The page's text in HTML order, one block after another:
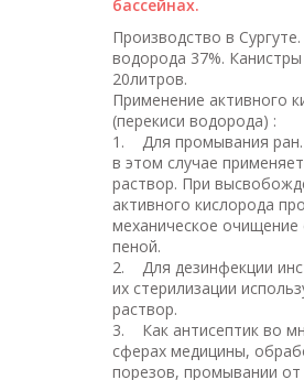
бассейнах.
Производство в
водорода 37%.
20литров.
Применение активного
(перекиси водорода) :
1. Для промывания
в этом случае
раствор. При
активного кислорода
механическое очищение
пеной.
2. Для дезинфекции
их стерилизации
раствор.
3. Как антисептик во
сферах медицины,
порезов, промывании от